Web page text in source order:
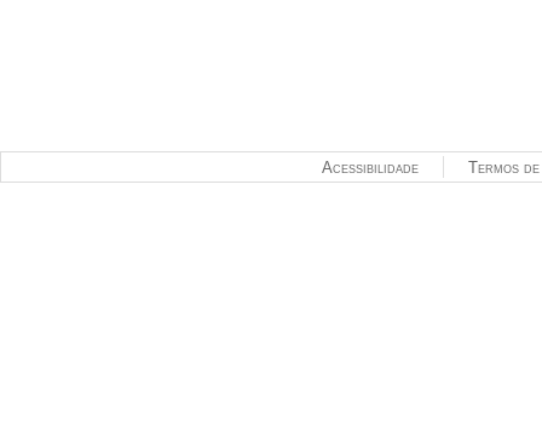
Termos
Acessibilidade